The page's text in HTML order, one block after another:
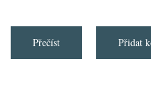
Přečíst
dluh
Přidat